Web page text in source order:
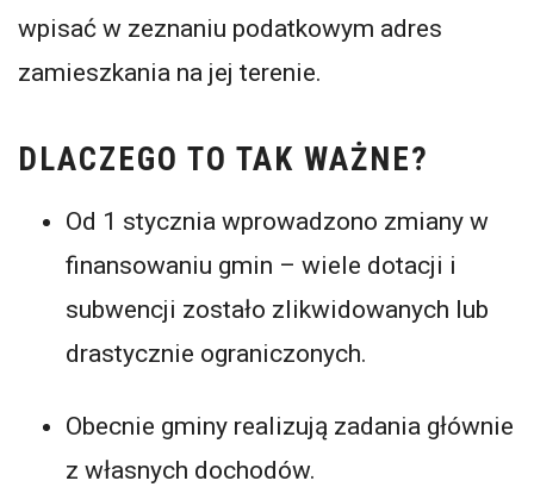
wpisać w zeznaniu podatkowym adres
zamieszkania na jej terenie.
DLACZEGO TO TAK WAŻNE?
Od 1 stycznia wprowadzono zmiany w
finansowaniu gmin – wiele dotacji i
subwencji zostało zlikwidowanych lub
drastycznie ograniczonych.
Obecnie gminy realizują zadania głównie
z własnych dochodów.